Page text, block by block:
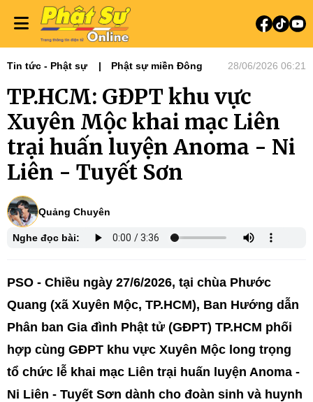
Tin tức - Phật sự Phật sự miền Đông 28/06/2026 06:21
TP.HCM: GĐPT khu vực
Xuyên Mộc khai mạc Liên
trại huấn luyện Anoma - Ni
Liên - Tuyết Sơn
Quảng Chuyên
Nghe đọc bài:
PSO - Chiều ngày 27/6/2026, tại chùa Phước
Quang (xã Xuyên Mộc, TP.HCM), Ban Hướng dẫn
Phân ban Gia đình Phật tử (GĐPT) TP.HCM phối
hợp cùng GĐPT khu vực Xuyên Mộc long trọng
tổ chức lễ khai mạc Liên trại huấn luyện Anoma -
Ni Liên - Tuyết Sơn dành cho đoàn sinh và huynh